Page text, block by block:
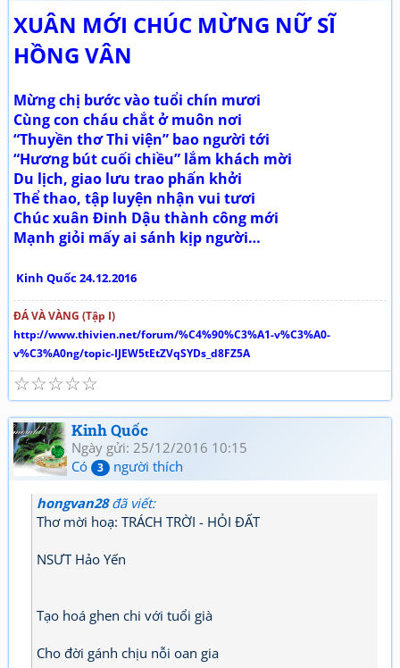
XUÂN MỚI CHÚC MỪNG NỮ SĨ
HỒNG VÂN
Mừng chị bước vào tuổi chín mươi
Cùng con cháu chắt ở muôn nơi
“Thuyền thơ Thi viện” bao người tới
“Hương bút cuối chiều” lắm khách mời
Du lịch, giao lưu trao phấn khởi
Thể thao, tập luyện nhận vui tươi
Chúc xuân Đinh Dậu thành công mới
Mạnh giỏi mấy ai sánh kịp người…
Kinh Quốc 24.12.2016
ĐÁ VÀ VÀNG (Tập I)
http://www.thivien.net/forum/%C4%90%C3%A1-v%C3%A0-
v%C3%A0ng/topic-IJEW5tEtZVqSYDs_d8FZ5A
☆
☆
☆
☆
☆
Kinh Quốc
Ngày gửi: 25/12/2016 10:15
Có
3 người thích
hongvan28đã viết:
Thơ mời hoạ: TRÁCH TRỜI - HỎI ĐẤT
NSƯT Hảo Yến
Tạo hoá ghen chi với tuổi già
Cho đời gánh chịu nỗi oan gia